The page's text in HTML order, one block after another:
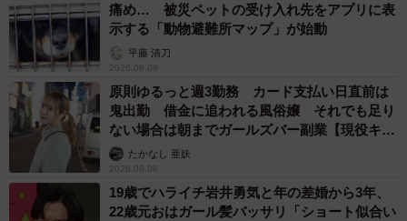
痛め… 被災ペットの受け入れ先をアプリに表
示する「動物避難所マップ」が始動
平藤 清刀
2026.08.08
原則ゆるっと週3勤務 カード支払い日直前は
鬼出勤 借金に追われる風俗嬢 それでも足り
ない場合は朝までガールズバー副業【現役キャ
ストに取材】
たかなし 亜妖
2026.08.08
19歳でハライチ岩井勇気と年の差婚から3年、
22歳元おはガール髪バッサリ「ショート似合い